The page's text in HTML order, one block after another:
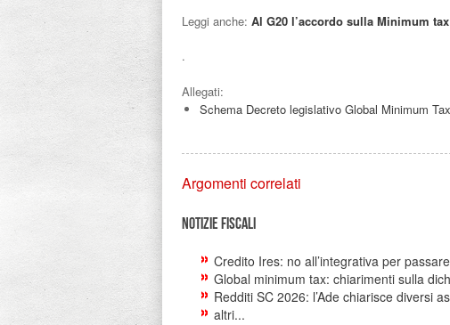
Leggi anche: Al G20 l’accordo sulla Minimum
.
Allegati:
Schema Decreto legislativo Global Minimum Tax
Argomenti correlati
Notizie Fiscali
Credito Ires: no all’integrativa per
Global minimum tax: chiarimenti sulla
Redditi SC 2026: l’Ade chiarisce diversi
altri...